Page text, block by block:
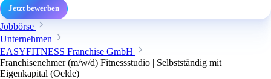
Jetzt bewerben
Jobbörse
Unternehmen
EASYFITNESS Franchise GmbH
Franchisenehmer (m/w/d) Fitnessstudio | Selbstständig mit
Eigenkapital (Oelde)